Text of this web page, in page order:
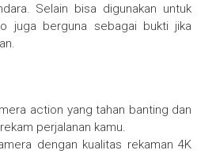
Selain bisa digunakan untuk
juga berguna sebagai bukti jika
action yang tahan banting dan
perjalanan kamu.
dengan kualitas rekaman 4K